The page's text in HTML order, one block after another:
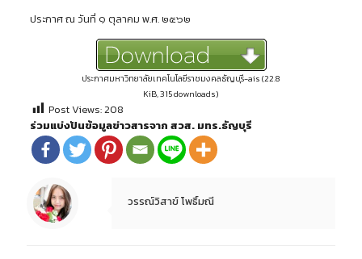
ประกาศ ณ วันที่ ๑ ตุลาคม พ.ศ. ๒๕๖๒
ประกาศมหาวิทยาลัยเทคโนโลยีราชมงคลธัญบุรี-ais (22.8
KiB, 315 downloads)
Post Views:208
ร่วมแบ่งปันข้อมูลข่าวสารจาก สวส. มทร.ธัญบุรี
วรรณ์วิสาข์ โพธิ์มณี